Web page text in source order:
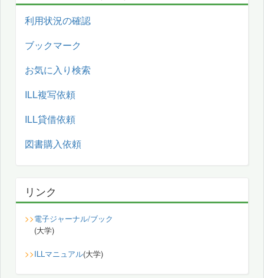
利用状況の確認
ブックマーク
お気に入り検索
ILL複写依頼
ILL貸借依頼
図書購入依頼
リンク
>>電子ジャーナル/ブック
(大学)
>>ILLマニュアル(大学)